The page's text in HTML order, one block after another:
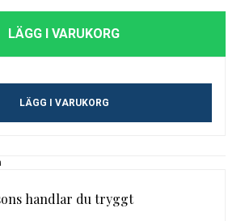
LÄGG I VARUKORG
LÄGG I VARUKORG
handlar du tryggt